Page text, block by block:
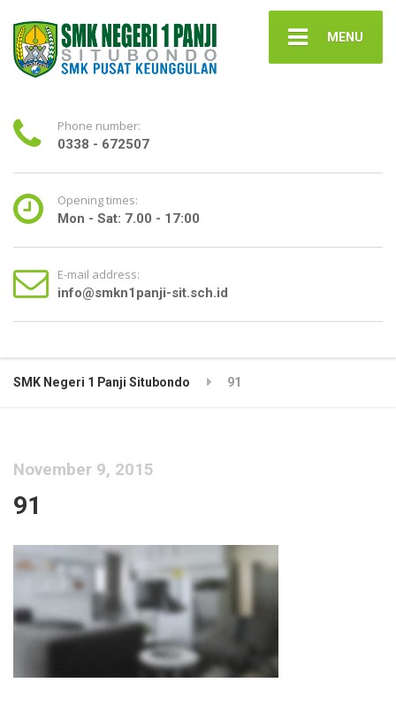
MENU
Phone number:
0338 - 672507
Opening times:
Mon - Sat: 7.00 - 17:00
E-mail address:
info@smkn1panji-sit.sch.id
SMK Negeri 1 Panji Situbondo 91
November 9, 2015
91